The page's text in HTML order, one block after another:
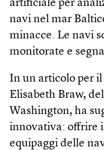
artificiale per
navi nel mar
minacce. Le navi
monitorate e
In un articolo per
Elisabeth Braw,
Washington, ha
innovativa: offrire
equipaggi delle